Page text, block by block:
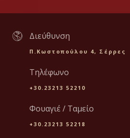
Διεύθυνση
Π.Κωστοπούλου 4, Σέρρες
Τηλέφωνο
+30.23213 52210
Φουαγιέ / Ταμείο
+30.23213 52218